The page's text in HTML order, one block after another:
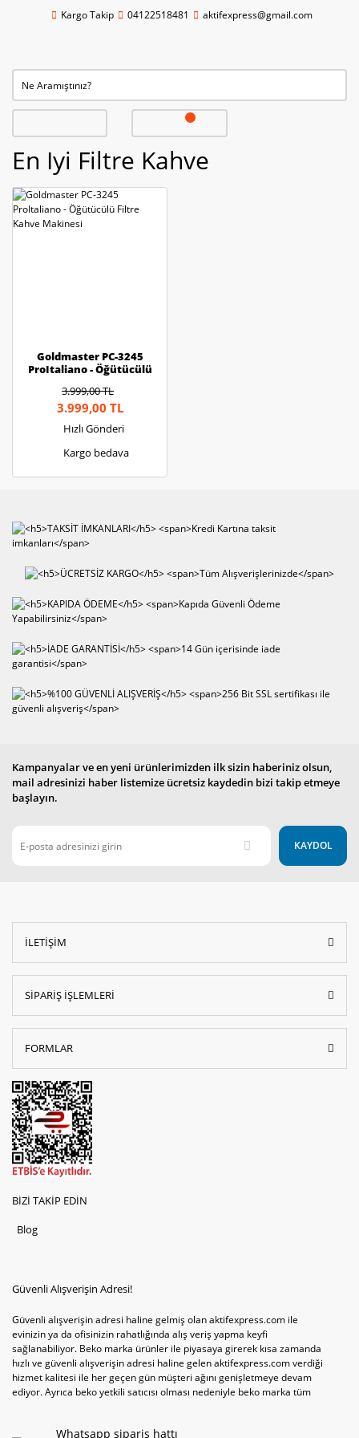
Kargo Takip 04122518481 aktifexpress@gmail.com
En Iyi Filtre Kahve
Goldmaster PC-3245
ProItaliano - Öğütücülü
3.999,00 TL
3.999,00 TL
Hızlı Gönderi
Kargo bedava
Kampanyalar ve en yeni ürünlerimizden ilk sizin haberiniz olsun,
mail adresinizi haber listemize ücretsiz kaydedin bizi takip etmeye
başlayın.
KAYDOL
İLETİŞİM
SİPARİŞ İŞLEMLERİ
FORMLAR
BİZİ TAKİP EDİN
Blog
Güvenli Alışverişin Adresi!
Güvenli alışverişin adresi haline gelmiş olan aktifexpress.com ile
evinizin ya da ofisinizin rahatlığında alış veriş yapma keyfi
sağlanabiliyor. Beko marka ürünler ile piyasaya girerek kısa zamanda
hızlı ve güvenli alışverişin adresi haline gelen aktifexpress.com verdiği
hizmet kalitesi ile her geçen gün müşteri ağını genişletmeye devam
ediyor. Ayrıca beko yetkili satıcısı olması nedeniyle beko marka tüm
televizyon ya da bulaşık makinesi değil aynı zamanda çamaşır makinesi
Whatsapp sipariş hattı